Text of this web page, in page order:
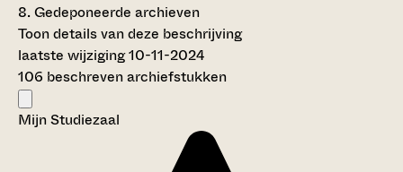
8.Gedeponeerde archieven
Toon details van deze beschrijving
laatste wijziging 10-11-2024
106 beschreven archiefstukken
Mijn Studiezaal